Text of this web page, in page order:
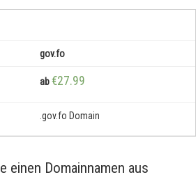
gov.fo
ab€27.99
.gov.fo Domain
einen Domainnamen aus